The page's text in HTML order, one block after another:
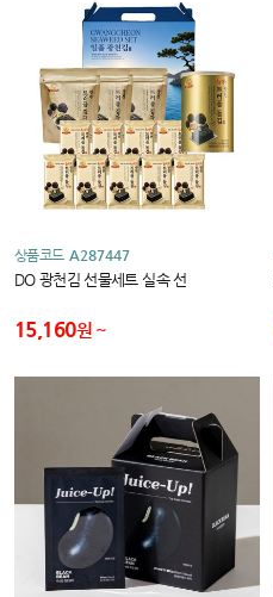
상품코드 A287447
DO 광천김 선물세트 실속 선
15,160원